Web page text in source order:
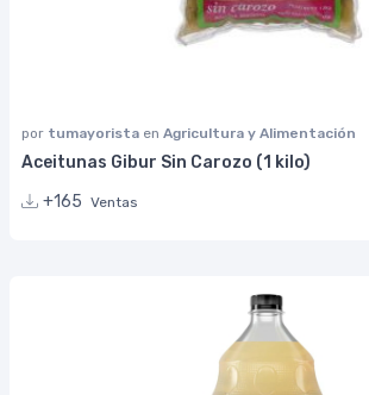
por tumayorista en Agricultura y Alimentación
Aceitunas Gibur Sin Carozo (1 kilo)
+165 Ventas